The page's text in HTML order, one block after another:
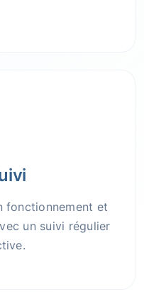
fonctionnement et
un suivi régulier